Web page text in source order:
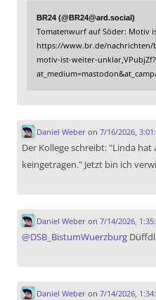
BR24 (@BR24@ard.social)
Tomatenwurf auf Söder: Motiv
https://www.br.de/
motiv-ist-weiter-unklar,VPubjZf?
Daniel Weberon 7/16/2026,
Der Kollege schreibt: "Linda hat
keingetragen." Jetzt bin ich
Daniel Weberon 7/14/2026,
@DSB_BistumWuerzburg
Daniel Weberon 7/14/2026,